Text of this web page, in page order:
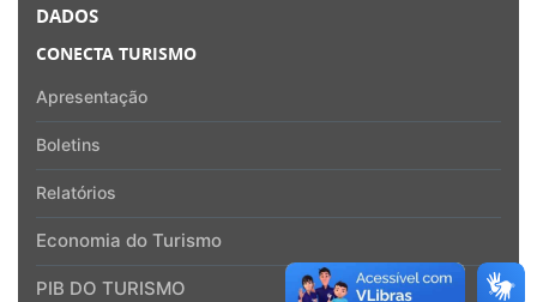
DADOS
CONECTA TURISMO
Apresentação
Boletins
Relatórios
Economia do Turismo
PIB DO TURISMO